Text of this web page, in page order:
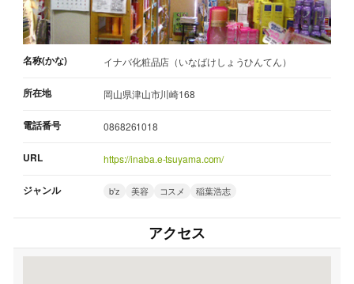
名称(かな) イナバ化粧品店（いなばけしょうひんてん）
所在地 岡山県津山市川崎168
電話番号 0868261018
URL https://inaba.e-tsuyama.com/
ジャンル b'z 美容 コスメ 稲葉浩志
アクセス